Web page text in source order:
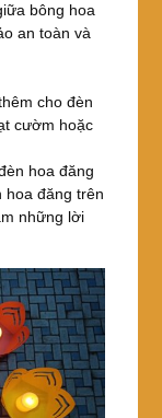
bông hoa
an toàn và
cho đèn
cườm hoặc
hoa đăng
hoa đăng trên
những lời